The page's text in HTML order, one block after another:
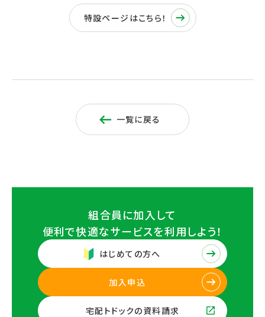
特設ページはこちら！
一覧に戻る
組合員に加入して
便利で快適なサービスを利用しよう！
はじめての方へ
加入申込
宅配トドックの資料請求